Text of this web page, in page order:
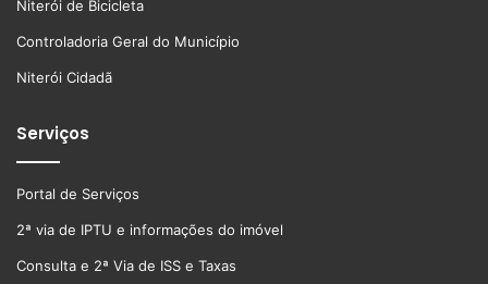
Niterói de Bicicleta
Controladoria Geral do Município
Niterói Cidadã
Serviços
Portal de Serviços
2ª via de IPTU e informações do imóvel
Consulta e 2ª Via de ISS e Taxas